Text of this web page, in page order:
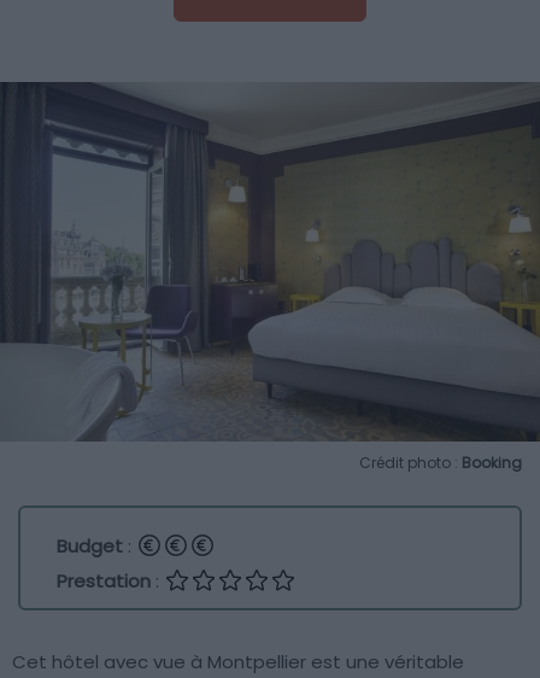
Crédit photo : Booking
Budget :
Prestation :
Cet hôtel avec vue à Montpellier est une véritable